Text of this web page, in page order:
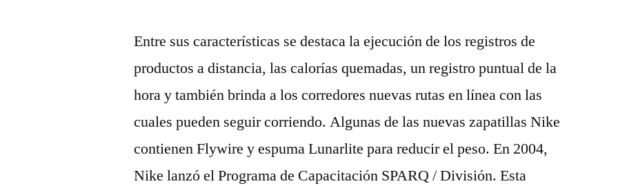
Entre sus características se destaca la ejecución de los registros de
productos a distancia, las calorías quemadas, un registro puntual de la
hora y también brinda a los corredores nuevas rutas en línea con las
cuales pueden seguir corriendo. Algunas de las nuevas zapatillas Nike
contienen Flywire y espuma Lunarlite para reducir el peso. En 2004,
Nike lanzó el Programa de Capacitación SPARQ / División. Esta